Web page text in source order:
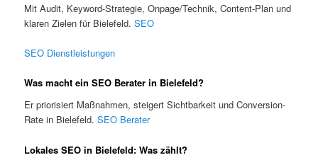
Mit Audit, Keyword-Strategie, Onpage/Technik, Content-Plan und
klaren Zielen für Bielefeld.SEO
SEO Dienstleistungen
Was macht ein SEO Berater in Bielefeld?
Er priorisiert Maßnahmen, steigert Sichtbarkeit und Conversion-
Rate in Bielefeld.SEO Berater
Lokales SEO in Bielefeld: Was zählt?